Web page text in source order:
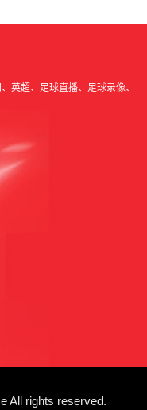
英超 足球直播 足球录像
All rights reserved.